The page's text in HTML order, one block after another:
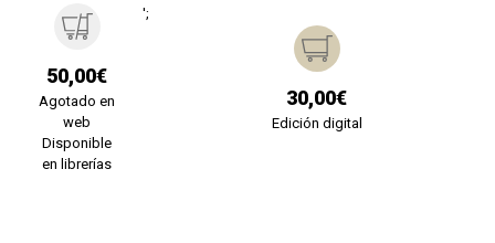
50,00€
Agotado en
web
Disponible
en librerías
';
30,00€
Edición digital